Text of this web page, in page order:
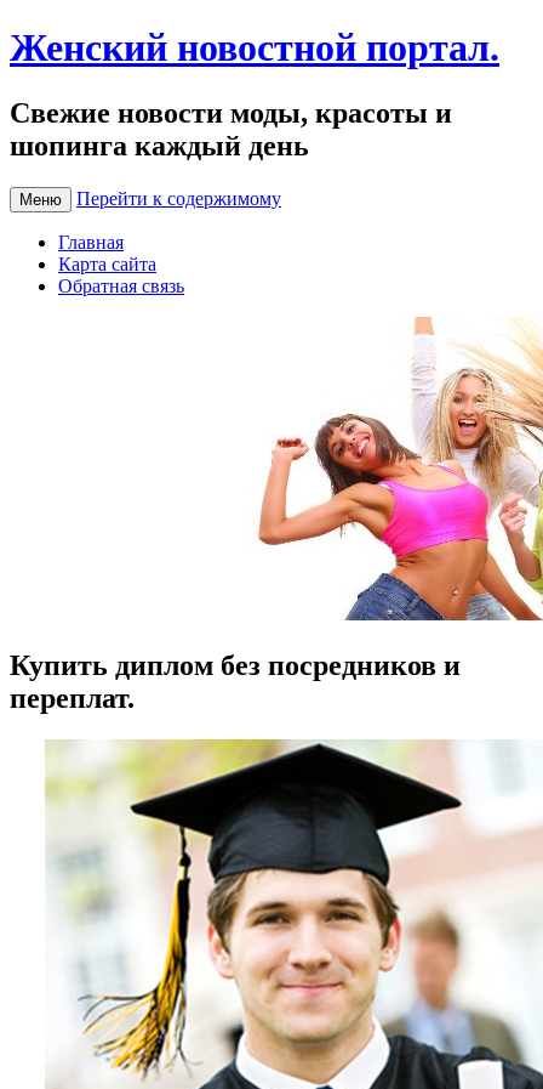
Женский новостной портал.
Свежие новости моды, красоты и
шопинга каждый день
Меню Перейти к содержимому
Главная
Карта сайта
Обратная связь
Купить диплом без посредников и
переплат.